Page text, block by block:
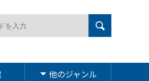
他のジャンル